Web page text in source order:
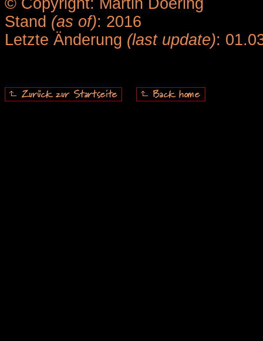
© Copyright: Martin Doering
Stand (as of): 2016
Letzte Änderung (last update):